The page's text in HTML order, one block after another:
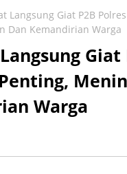
Langsung Giat P2B
Dan Kemandirian Warga
Giat
Warga